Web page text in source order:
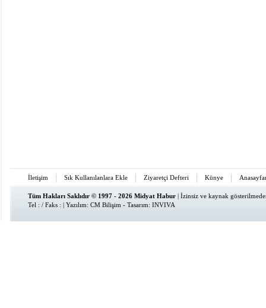
İletişim Sık Kullanılanlara Ekle Ziyaretçi Defteri Künye
Tüm Hakları Saklıdır © 1997 - 2026 Midyat Habur | İzinsiz ve kaynak
Tel : / Faks : | Yazılım: CM Bilişim - Tasarım: INVIVA